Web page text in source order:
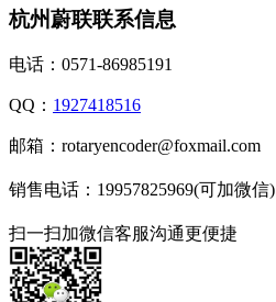
杭州蔚联联系信息
电话：0571-86985191
QQ： 1927418516
邮箱：rotaryencoder@foxmail.com
销售电话：19957825969(可加微信)
扫一扫加微信客服沟通更便捷